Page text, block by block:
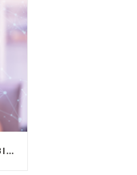
DESCUBRA COMO A OBSERVABILITY IMPULSIONA O SUCESSO DO SEU NEGÓCIO